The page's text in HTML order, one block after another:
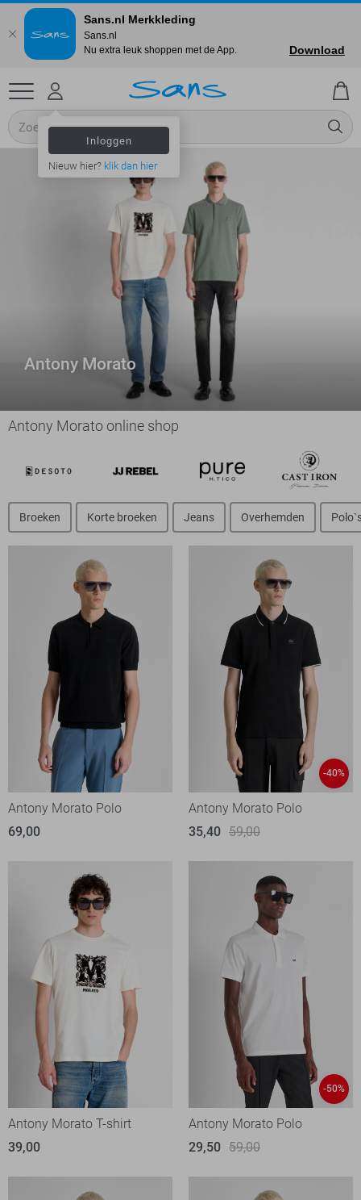
Inloggen
Nieuw hier? klik dan hier
Antony Morato
Antony Morato online shop
Broeken Korte broeken Jeans Overhemden
Antony Morato Polo
69,00
-40%
Antony Morato Polo
35,40 59,00
Antony Morato T-shirt
39,00
-50%
Antony Morato Polo
29,50 59,00
Sans.nl Merkkleding
Sans.nl
Nu extra leuk shoppen met de App.
Download